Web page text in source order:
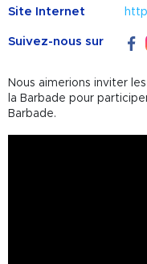
Site Internet
Suivez-nous sur
Nous aimerions inviter
la Barbade pour
Barbade.